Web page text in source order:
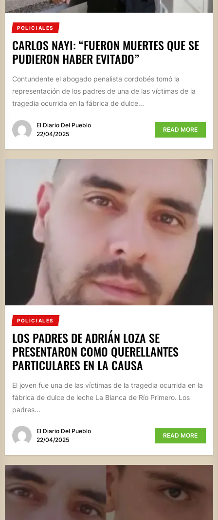
POLICIALES
CARLOS NAYI: “FUERON MUERTES QUE SE
PUDIERON HABER EVITADO”
Contundente el abogado penalista cordobés tomó la
representación de los padres de una de las víctimas de la
tragedia ocurrida en la fábrica de dulce...
El Diario Del Pueblo
22/04/2025
READ MORE
POLICIALES
LOS PADRES DE ADRIÁN LOZA SE
PRESENTARON COMO QUERELLANTES
PARTICULARES EN LA CAUSA
El joven fue una de las víctimas de la tragedia ocurrida en la
fábrica de dulce de leche La Blanca de Río Primero. Los
padres...
El Diario Del Pueblo
22/04/2025
READ MORE